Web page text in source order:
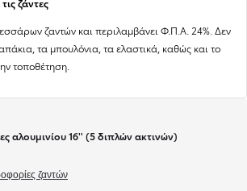
ζάντες
ζαντών και περιλαμβάνει Φ.Π.Α. 24%. Δεν
τα μπουλόνια, τα ελαστικά, καθώς και το
τοποθέτηση.
αλουμινίου 16'' (5 διπλών ακτινών)
ζαντών